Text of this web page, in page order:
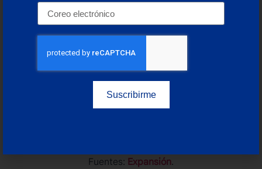
SafeLink Marinees un agente de seguros de carga
con la misión de proteger los negocios de sus
clientes, por eso brinda además de los seguros, la
prevención de siniestros.
Fuentes: Expansión.
Suscribirme